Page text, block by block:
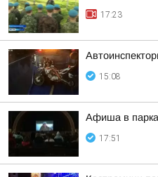
17:23
15:08
Афиша в
17:51